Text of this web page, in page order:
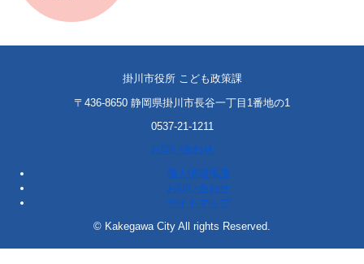
掛川市役所 こども政策課
〒436-8650 静岡県掛川市長谷一丁目1番地の1
0537-21-1211
お問い合わせ
個人情報保護
お問い合わせ
サイトマップ
© Kakegawa City All rights Reserved.